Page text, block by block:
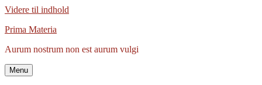
Videre til indhold
Prima Materia
Aurum nostrum non est aurum vulgi
Menu